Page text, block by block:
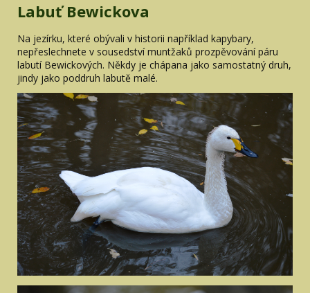
Labuť Bewickova
Na jezírku, které obývali v historii například kapybary,
nepřeslechnete v sousedství muntžaků prozpěvování páru
labutí Bewickových. Někdy je chápana jako samostatný druh,
jindy jako poddruh labutě malé.